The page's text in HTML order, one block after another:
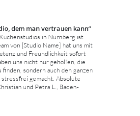
dem man vertrauen kann“
Küchenstudios in Nürnberg ist
von [Studio Name] hat uns mit
und Freundlichkeit sofort
uns nicht nur geholfen, die
finden, sondern auch den ganzen
stressfrei gemacht. Absolute
und Petra L., Baden-